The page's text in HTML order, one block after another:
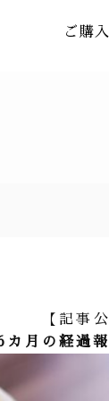
ご購
【記事
月の経過